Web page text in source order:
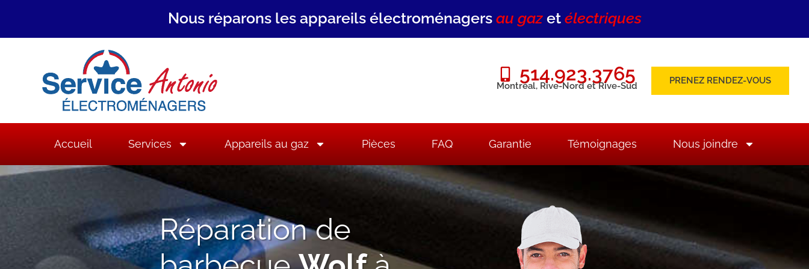
Nous réparons les appareils électroménagers au gazet électriques
514.923.3765
Montréal, Rive-Nord et Rive-Sud PRENEZ RENDEZ-VOUS
Accueil Services Appareils au gaz Pièces FAQ Garantie Témoignages Nous joindre
Réparation de